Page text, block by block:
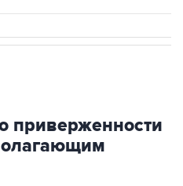
приверженности